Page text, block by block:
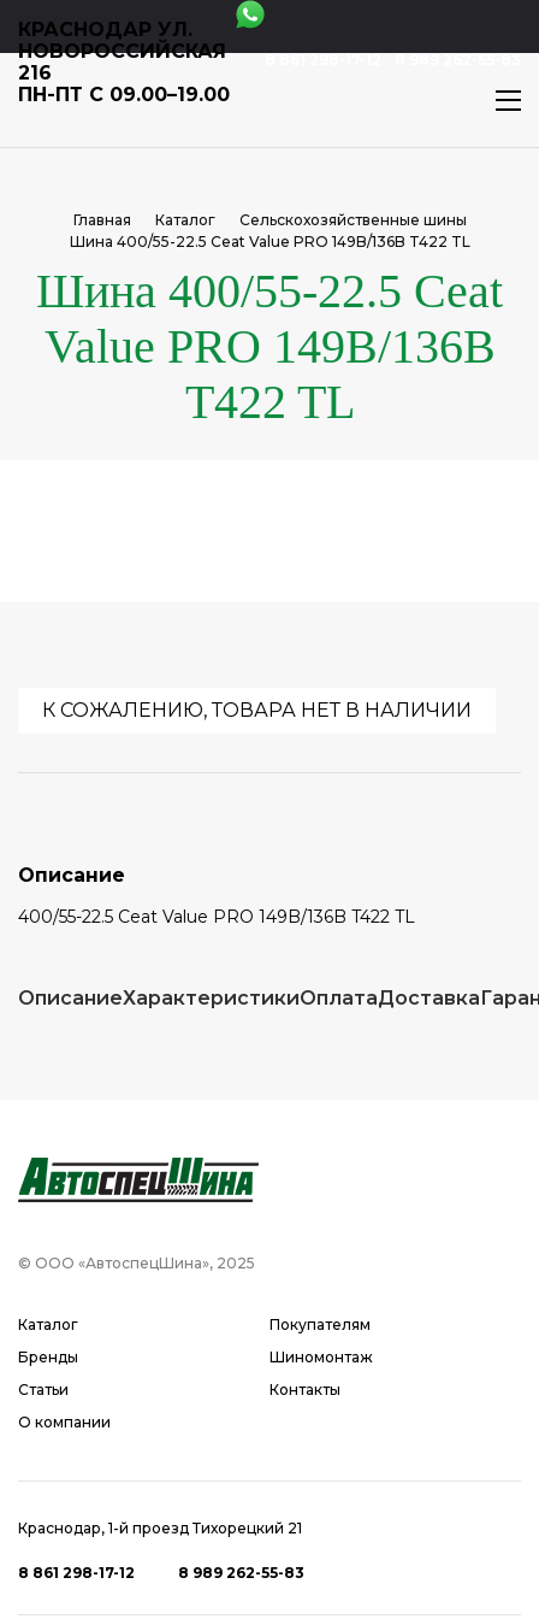
КРАСНОДАР УЛ.
НОВОРОССИЙСКАЯ
216
ПН-ПТ С 09.00–19.00
8 861 298-17-12 8 989 262-55-83
Главная Каталог
Сельскохозяйственные шины
Шина 400/55-22.5 Ceat Value PRO 149B/136B T422 TL
Шина 400/55-22.5 Ceat
Value PRO 149B/136B
T422 TL
К СОЖАЛЕНИЮ, ТОВАРА НЕТ В НАЛИЧИИ
Описание
400/55-22.5 Ceat Value PRO 149B/136B T422 TL
ОписаниеХарактеристикиОплатаДоставка
© ООО «АвтоспецШина», 2025
Каталог
Бренды
Статьи
О компании
Покупателям
Шиномонтаж
Контакты
Краснодар, 1-й проезд Тихорецкий 21
8 861 298-17-12 8 989 262-55-83